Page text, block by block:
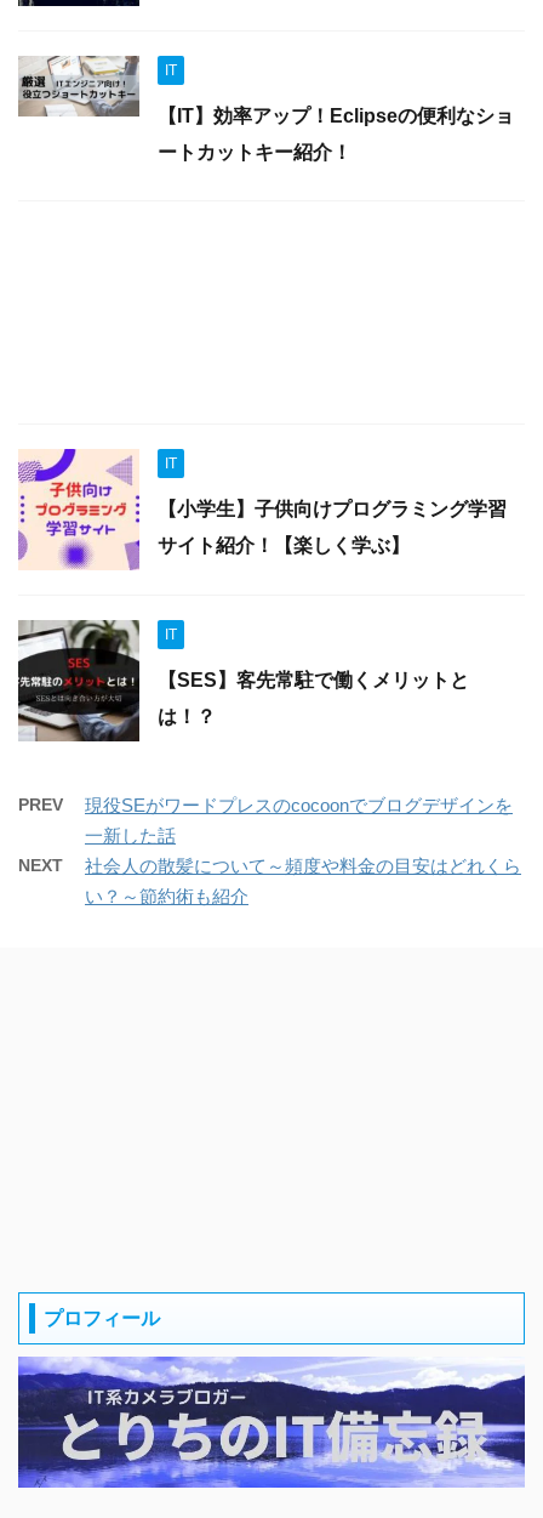
IT
【IT】効率アップ！Eclipseの便利なショ
ートカットキー紹介！
IT
【小学生】子供向けプログラミング学習
サイト紹介！【楽しく学ぶ】
IT
【SES】客先常駐で働くメリットと
は！？
PREV
現役SEがワードプレスのcocoonでブログデザインを
一新した話
NEXT
社会人の散髪について～頻度や料金の目安はどれくら
い？～節約術も紹介
プロフィール